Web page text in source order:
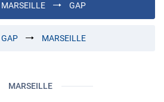
MARSEILLE GAP
GAP MARSEILLE
MARSEILLE